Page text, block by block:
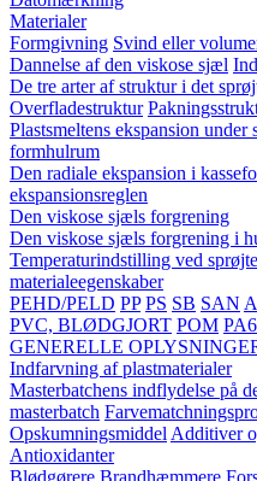
Materialer
Formgivning Svind eller
Dannelse af den viskose sjæl
De tre arter af struktur i det
Overfladestruktur
Plastsmeltens ekspansion under
formhulrum
Den radiale ekspansion i
ekspansionsreglen
Den viskose sjæls forgrening
Den viskose sjæls forgrening i
Temperaturindstilling ved
materialeegenskaber
PEHD/PELD PP PS SB SAN
PVC, BLØDGJORT POM
GENERELLE
Indfarvning af plastmaterialer
Masterbatchens indflydelse på
masterbatch
Opskumningsmiddel Additiver
Antioxidanter
Blødgørere Brandhæmmere